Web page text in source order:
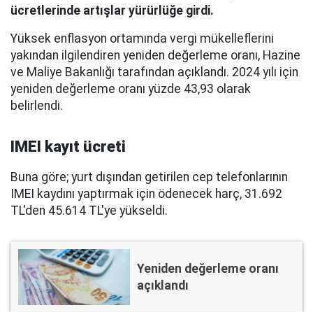
ücretlerinde artışlar yürürlüğe girdi.
Yüksek enflasyon ortamında vergi mükelleflerini
yakından ilgilendiren yeniden değerleme oranı, Hazine
ve Maliye Bakanlığı tarafından açıklandı. 2024 yılı için
yeniden değerleme oranı yüzde 43,93 olarak
belirlendi.
IMEI kayıt ücreti
Buna göre; yurt dışından getirilen cep telefonlarının
IMEI kaydını yaptırmak için ödenecek harç, 31.692
TL'den 45.614 TL'ye yükseldi.
Yeniden değerleme oranı
açıklandı